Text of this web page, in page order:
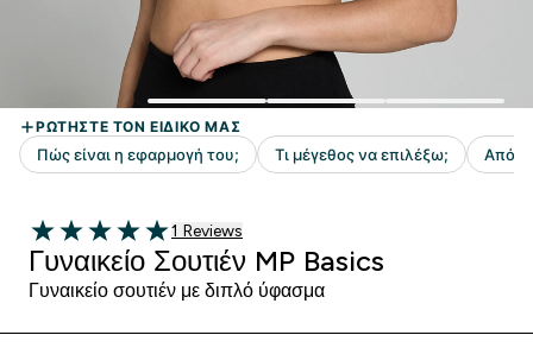
5 out of 5 stars
1 customer reviews
1 Reviews
Γυναικείο Σουτιέν MP Basics
Γυναικείο σουτιέν με διπλό ύφασμα